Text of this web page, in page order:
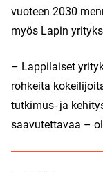
vuoteen 2030
myös Lapin
– Lappilaiset
rohkeita
tutkimus- ja
saavutettavaa –